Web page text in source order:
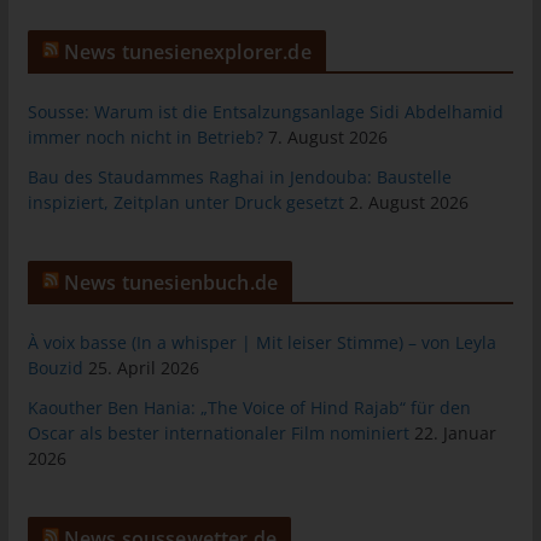
News tunesienexplorer.de
Sousse: Warum ist die Entsalzungsanlage Sidi Abdelhamid
immer noch nicht in Betrieb? 7. August 2026
Bau des Staudammes Raghai in Jendouba: Baustelle
inspiziert, Zeitplan unter Druck gesetzt 2. August 2026
News tunesienbuch.de
À voix basse (In a whisper | Mit leiser Stimme) – von Leyla
Bouzid 25. April 2026
Kaouther Ben Hania: „The Voice of Hind Rajab“ für den
Oscar als bester internationaler Film nominiert 22. Januar
2026
des Servers gespeichert. Erfasst werden können die (1)
verwendeten Browsertypen und Versionen, (2) das vom
Internetseite, von welcher ein zugreifendes System auf unsere
Internetseite gelangt (sogenannte Referrer), (4) die
Unterwebseiten, welche über ein zugreifendes System auf
unserer Internetseite angesteuert werden, (5) das Datum und
Provider des zugreifenden Systems und (8) sonstige ähnliche
Daten und Informationen, die der Gefahrenabwehr im Falle von
Angriffen auf unsere informationstechnologischen Systeme
dienen.
Bei der Nutzung dieser allgemeinen Daten und Informationen
ziehen wird keine Rückschlüsse auf die betroffene Person.
Diese Informationen werden vielmehr benötigt, um (1) die
optimieren, (3) die dauerhafte Funktionsfähigkeit unserer